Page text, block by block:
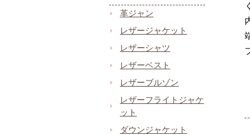
革ジャン
レザージャケット
レザーシャツ
レザーベスト
レザーブルゾン
レザーフライトジャケ
ット
ダウンジャケット